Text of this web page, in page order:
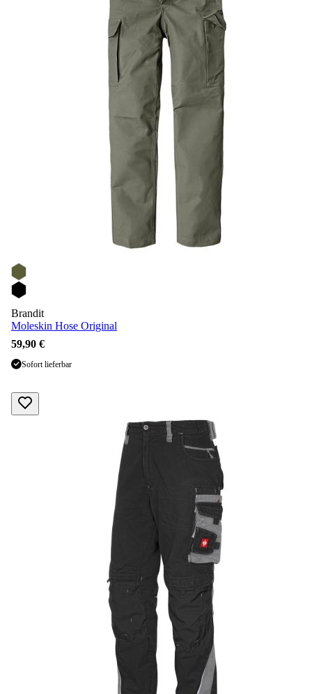
Brandit
Moleskin Hose Original
59,90 €
Sofort lieferbar